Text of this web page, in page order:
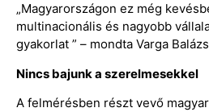
„Magyarországon ez még
multinacionális és nagyobb
gyakorlat ” – mondta Varga
Nincs bajunk a szerelmesekkel
A felmérésben részt vevő